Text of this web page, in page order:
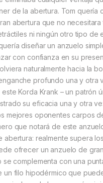
el patrón del Korda Krank
se unió al equipo.
temprana, Tom siempre
con los tirones de anzuelo
perder peces. En particular,
los anzuelos de gran
en esa época. El
creaba puntos débiles en el
que el tubo utilizado para
a su presentación
eliminaba cualquier ventaja
de la abertura. Tom quería
abertura que no necesitara
ni ningún otro tipo de
diseñar un anzuelo
con confianza en su